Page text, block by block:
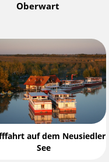
Oberwart
auf dem Neusiedler
See